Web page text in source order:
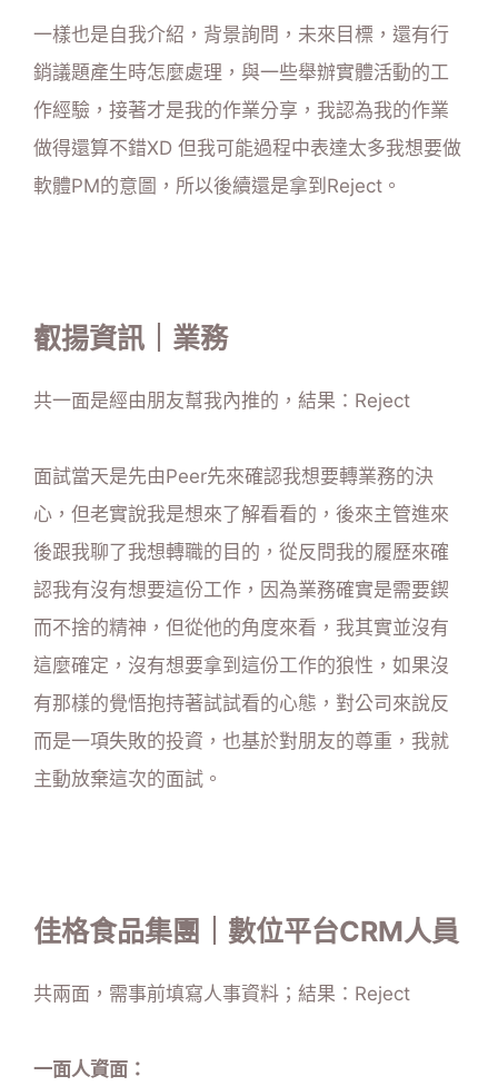
一樣也是自我介紹，背景詢問，未來目標，還有行
銷議題產生時怎麼處理，與一些舉辦實體活動的工
作經驗，接著才是我的作業分享，我認為我的作業
做得還算不錯XD 但我可能過程中表達太多我想要做
軟體PM的意圖，所以後續還是拿到Reject。
叡揚資訊｜業務
共一面是經由朋友幫我內推的，結果：Reject
面試當天是先由Peer先來確認我想要轉業務的決
心，但老實說我是想來了解看看的，後來主管進來
後跟我聊了我想轉職的目的，從反問我的履歷來確
認我有沒有想要這份工作，因為業務確實是需要鍥
而不捨的精神，但從他的角度來看，我其實並沒有
這麼確定，沒有想要拿到這份工作的狼性，如果沒
有那樣的覺悟抱持著試試看的心態，對公司來說反
而是一項失敗的投資，也基於對朋友的尊重，我就
主動放棄這次的面試。
佳格食品集團｜數位平台CRM人員
共兩面，需事前填寫人事資料；結果：Reject
一面人資面：